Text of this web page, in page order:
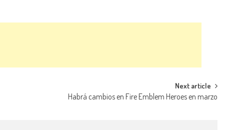
Next article
Habrá cambios en Fire Emblem Heroes en marzo